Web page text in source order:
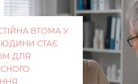
ВТОМА У
СТАЄ
ДЛЯ